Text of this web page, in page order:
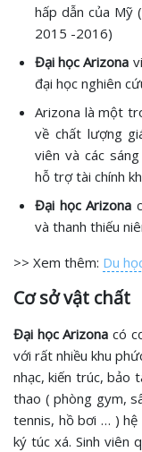
hấp dẫn của Mỹ
2015 -2016)
Đại học Arizona
đại học nghiên
Arizona là một
về chất lượng
viên và các
hỗ trợ tài chính
Đại học Arizona
và thanh thiếu
>> Xem thêm: Du
Cơ sở vật chất
Đại học Arizona có
với rất nhiều khu
nhạc, kiến trúc, bảo
thao ( phòng gym,
tennis, hồ bơi … )
ký túc xá. Sinh viên